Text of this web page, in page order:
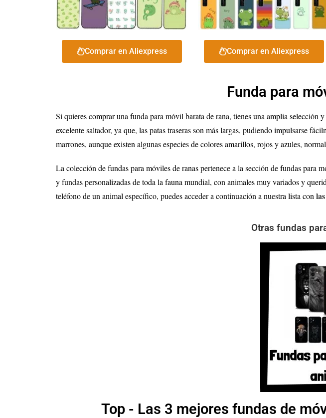
Comprar en Aliexpress Comprar en Aliexpress
Funda para
Si quieres comprar una funda para móvil barata de rana, tienes una amplia
excelente saltador, ya que, las patas traseras son más largas, pudiendo impulsarse
marrones, aunque existen algunas especies de colores amarillos, rojos y azules,
La colección de fundas para móviles de ranas pertenece a la sección de fundas para
y fundas personalizadas de toda la fauna mundial, con animales muy variados y
teléfono de un animal específico, puedes acceder a continuación a nuestra lista con
Otras fundas
Top - Las 3 mejores fundas de